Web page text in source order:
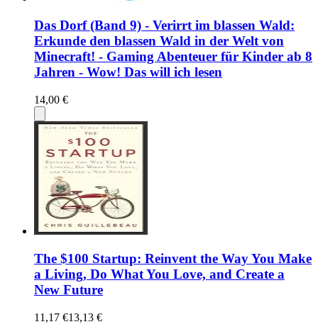
Das Dorf (Band 9) - Verirrt im blassen Wald:
Erkunde den blassen Wald in der Welt von
Minecraft! - Gaming Abenteuer für Kinder ab 8
Jahren - Wow! Das will ich lesen
14,00 €
The $100 Startup: Reinvent the Way You Make
a Living, Do What You Love, and Create a
New Future
11,17 €13,13 €